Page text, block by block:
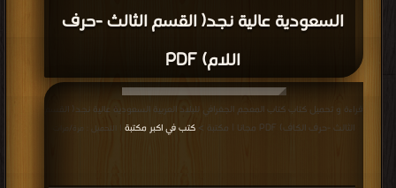
السعودية عالية نجد( القسم الثالث -حرف
اللام) PDF
قراءة و تحميل كتاب كتاب المعجم الجغرافي للبلاد العربية السعودية عالية نجد( القسم
الثالث -حرف الكاف) PDF مجانا | مكتبة >
كتب في اكبر مكتبة | التحميل : مرة/مرات